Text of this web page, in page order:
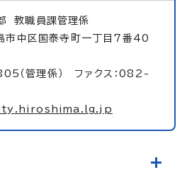
部教職員課管理係
中区国泰寺町一丁目7番40
（管理係） ファクス：082-